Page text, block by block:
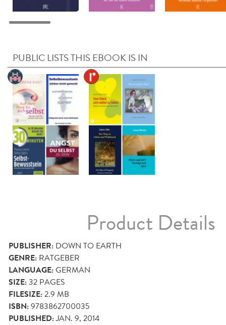
PUBLIC LISTS THIS EBOOK IS IN
Product Details
PUBLISHER: DOWN TO EARTH
GENRE: RATGEBER
LANGUAGE:GERMAN
SIZE:32 PAGES
FILESIZE:2.9 MB
ISBN:9783862700035
PUBLISHED:JAN. 9, 2014